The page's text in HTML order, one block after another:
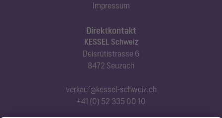
Direktkontakt
KESSEL Schweiz
Deisrütistrasse 6
8472 Seuzach
verkauf@kessel-schweiz.ch
+41 (0) 52 335 00 10
Impressum